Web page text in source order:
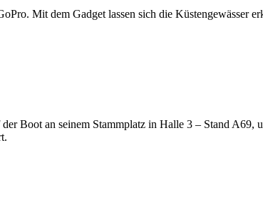
Mit dem Gadget lassen sich die Küstengewässer
Boot an seinem Stammplatz in Halle 3 – Stand